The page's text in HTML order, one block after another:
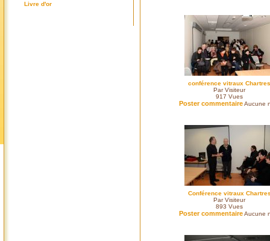
Livre d'or
conférence vitraux Chartres
Par Visiteur
917 Vues
Poster commentaireAucune
Conférence vitraux
Par Visiteur
893 Vues
Poster commentaireAucune